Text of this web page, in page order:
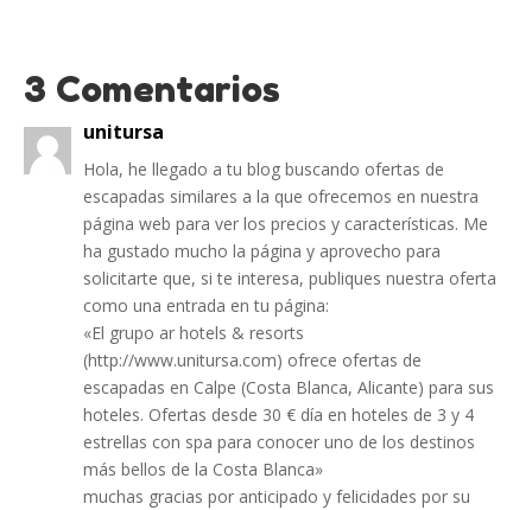
3 Comentarios
unitursa
Hola, he llegado a tu blog buscando ofertas de
escapadas similares a la que ofrecemos en nuestra
página web para ver los precios y características. Me
ha gustado mucho la página y aprovecho para
solicitarte que, si te interesa, publiques nuestra oferta
como una entrada en tu página:
«El grupo ar hotels & resorts
(http://www.unitursa.com) ofrece ofertas de
escapadas en Calpe (Costa Blanca, Alicante) para sus
hoteles. Ofertas desde 30 € día en hoteles de 3 y 4
estrellas con spa para conocer uno de los destinos
más bellos de la Costa Blanca»
muchas gracias por anticipado y felicidades por su